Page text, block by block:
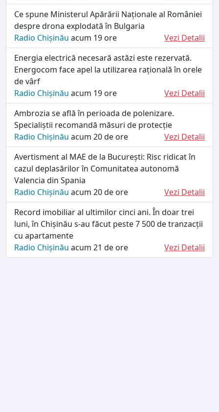
Ce spune Ministerul Apărării Naționale al României
despre drona explodată în Bulgaria
Radio Chișinău acum 19 ore
Vezi Detalii
Energia electrică necesară astăzi este rezervată.
Energocom face apel la utilizarea rațională în orele
de vârf
Radio Chișinău acum 19 ore
Vezi Detalii
Ambrozia se află în perioada de polenizare.
Specialiștii recomandă măsuri de protecție
Radio Chișinău acum 20 de ore
Vezi Detalii
Avertisment al MAE de la București: Risc ridicat în
cazul deplasărilor în Comunitatea autonomă
Valencia din Spania
Radio Chișinău acum 20 de ore
Vezi Detalii
Record imobiliar al ultimilor cinci ani. În doar trei
luni, în Chișinău s-au făcut peste 7 500 de tranzacții
cu apartamente
Radio Chișinău acum 21 de ore Vezi Detalii